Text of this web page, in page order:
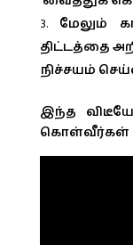
மேலும்
திட்டத்தை
நிச்சயம்
இந்த
கொள்வீர்கள்